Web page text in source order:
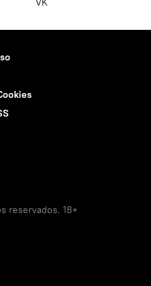
reservados. 18+